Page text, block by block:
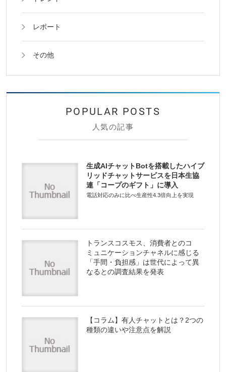
レポート
その他
人気の記事
生成AIチャットBotを搭載したハイブ
リッドチャットサービスを日本生協
連「コープのギフト」に導入
電話対応のみに比べ生産性4.3倍向上を実現
トランスコスモス、消費者とのコ
ミュニケーションチャネルに感じる
「手間・負担感」は世代によって異
なるとの調査結果を発表
【コラム】有人チャットとは？2つの
種類の違いや注意点を解説